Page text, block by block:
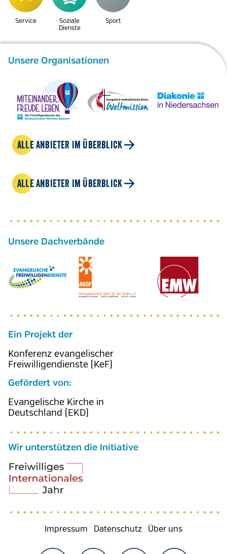
Service
Soziale
Dienste
Sport
Unsere Organisationen
ALLE ANBIETER IM ÜBERBLICK
ALLE ANBIETER IM ÜBERBLICK
Ein Projekt der
Konferenz evangelischer
Freiwilligendienste (KeF)
Gefördert von:
Evangelische Kirche in
Deutschland (EKD)
Wir unterstützen die Initiative
Fußzeilenmenü
Impressum Datenschutz Über uns